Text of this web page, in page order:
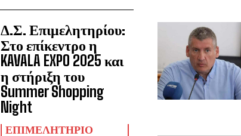
Δ.Σ. Επιμελητηρίου:
Στο επίκεντρο η
KAVALA EXPO 2025 και
η στήριξη του
Summer Shopping
Night
ΕΠΙΜΕΛΗΤΉΡΙΟ